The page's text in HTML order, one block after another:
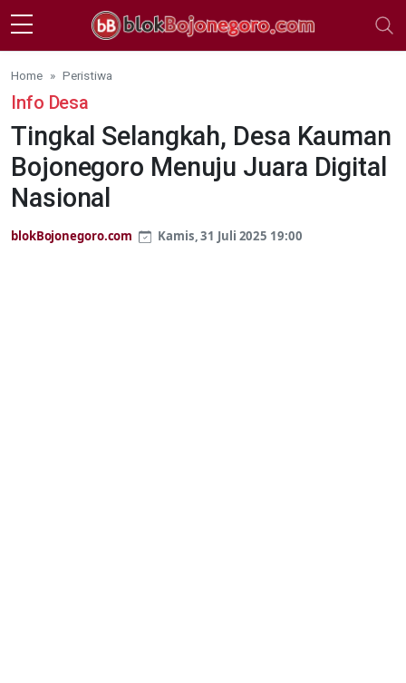
Skip to main content
Home Peristiwa
Info Desa
Tingkal Selangkah, Desa Kauman
Bojonegoro Menuju Juara Digital
Nasional
blokBojonegoro.com Kamis, 31 Juli 2025 19:00